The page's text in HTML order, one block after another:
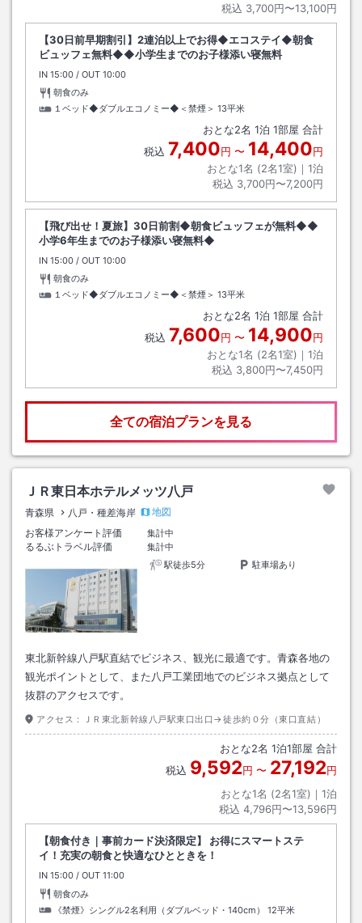
税込 3,700円〜13,100円
【30日前早期割引】2連泊以上でお得◆エコステイ◆朝食
ビュッフェ無料◆◆小学生までのお子様添い寝無料
IN チェックイン
15:00 / OUT チェックアウト
10:00
朝食のみ
１ベッド◆ダブルエコノミー◆＜禁煙＞ 13平米
おとな2名 1泊 1部屋 合計
税込 7,400円 〜 14,400円
おとな1名 (2名1室)｜ 1泊
税込 3,700円〜7,200円
【飛び出せ！夏旅】30日前割◆朝食ビュッフェが無料◆◆
小学6年生までのお子様添い寝無料◆
IN チェックイン
15:00 / OUT チェックアウト
10:00
朝食のみ
１ベッド◆ダブルエコノミー◆＜禁煙＞ 13平米
おとな2名 1泊 1部屋 合計
税込 7,600円 〜 14,900円
おとな1名 (2名1室)｜ 1泊
税込 3,800円〜7,450円
全ての宿泊プランを見る
ＪＲ東日本ホテルメッツ八戸
青森県 八戸・種差海岸
地図
お客様アンケート評価
集計中
るるぶトラベル評価
集計中
駅徒歩5分
駐車場あり
東北新幹線八戸駅直結でビジネス、観光に最適です。青森各地の
観光ポイントとして、また八戸工業団地でのビジネス拠点として
抜群のアクセスです。
アクセス： ＪＲ東北新幹線八戸駅東口出口→徒歩約０分（東口直結）
おとな2名 1泊1部屋 合計
税込 9,592円 〜 27,192円
おとな1名 (2名1室)｜ 1泊
税込 4,796円〜13,596円
【朝食付き｜事前カード決済限定】 お得にスマートステ
イ！充実の朝食と快適なひとときを！
IN チェックイン
15:00 / OUT チェックアウト
11:00
朝食のみ
《禁煙》シングル2名利用（ダブルベッド・140cm）
12平米